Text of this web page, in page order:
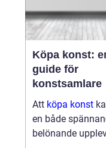
Köpa konst:
guide för
konstsamlare
Att köpa konst
en både
belönande